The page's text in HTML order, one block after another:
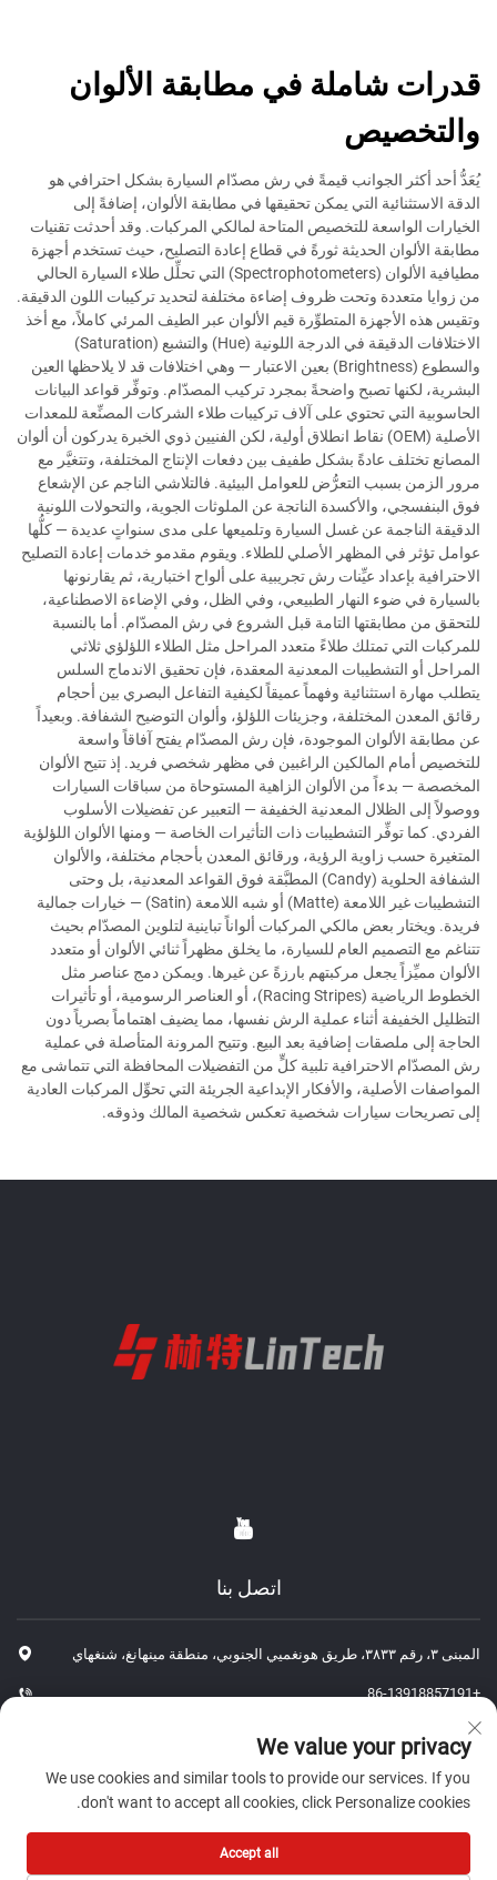
قدرات شاملة في مطابقة الألوان
والتخصيص
يُعَدُّ أحد أكثر الجوانب قيمةً في رش مصدّام السيارة بشكل احترافي هو
الدقة الاستثنائية التي يمكن تحقيقها في مطابقة الألوان، إضافةً إلى
الخيارات الواسعة للتخصيص المتاحة لمالكي المركبات. وقد أحدثت تقنيات
مطابقة الألوان الحديثة ثورةً في قطاع إعادة التصليح، حيث تستخدم أجهزة
مطيافية الألوان (Spectrophotometers) التي تحلِّل طلاء السيارة الحالي
من زوايا متعددة وتحت ظروف إضاءة مختلفة لتحديد تركيبات اللون الدقيقة.
وتقيس هذه الأجهزة المتطوِّرة قيم الألوان عبر الطيف المرئي كاملاً، مع أخذ
الاختلافات الدقيقة في الدرجة اللونية (Hue) والتشبع (Saturation)
والسطوع (Brightness) بعين الاعتبار — وهي اختلافات قد لا يلاحظها العين
البشرية، لكنها تصبح واضحةً بمجرد تركيب المصدّام. وتوفِّر قواعد البيانات
الحاسوبية التي تحتوي على آلاف تركيبات طلاء الشركات المصنِّعة للمعدات
الأصلية (OEM) نقاط انطلاق أولية، لكن الفنيين ذوي الخبرة يدركون أن ألوان
المصانع تختلف عادةً بشكل طفيف بين دفعات الإنتاج المختلفة، وتتغيَّر مع
مرور الزمن بسبب التعرُّض للعوامل البيئية. فالتلاشي الناجم عن الإشعاع
فوق البنفسجي، والأكسدة الناتجة عن الملوثات الجوية، والتحولات اللونية
الدقيقة الناجمة عن غسل السيارة وتلميعها على مدى سنواتٍ عديدة — كلُّها
عوامل تؤثر في المظهر الأصلي للطلاء. ويقوم مقدمو خدمات إعادة التصليح
الاحترافية بإعداد عيِّنات رش تجريبية على ألواح اختبارية، ثم يقارنونها
بالسيارة في ضوء النهار الطبيعي، وفي الظل، وفي الإضاءة الاصطناعية،
للتحقق من مطابقتها التامة قبل الشروع في رش المصدّام. أما بالنسبة
للمركبات التي تمتلك طلاءً متعدد المراحل مثل الطلاء اللؤلؤي ثلاثي
المراحل أو التشطيبات المعدنية المعقدة، فإن تحقيق الاندماج السلس
يتطلب مهارة استثنائية وفهماً عميقاً لكيفية التفاعل البصري بين أحجام
رقائق المعدن المختلفة، وجزيئات اللؤلؤ، وألوان التوضيح الشفافة. وبعيداً
عن مطابقة الألوان الموجودة، فإن رش المصدّام يفتح آفاقاً واسعة
للتخصيص أمام المالكين الراغبين في مظهر شخصي فريد. إذ تتيح الألوان
المخصصة — بدءاً من الألوان الزاهية المستوحاة من سباقات السيارات
ووصولاً إلى الظلال المعدنية الخفيفة — التعبير عن تفضيلات الأسلوب
الفردي. كما توفِّر التشطيبات ذات التأثيرات الخاصة — ومنها الألوان اللؤلؤية
المتغيرة حسب زاوية الرؤية، ورقائق المعدن بأحجام مختلفة، والألوان
الشفافة الحلوية (Candy) المطبَّقة فوق القواعد المعدنية، بل وحتى
التشطيبات غير اللامعة (Matte) أو شبه اللامعة (Satin) — خيارات جمالية
فريدة. ويختار بعض مالكي المركبات ألواناً تباينية لتلوين المصدّام بحيث
تتناغم مع التصميم العام للسيارة، ما يخلق مظهراً ثنائي الألوان أو متعدد
الألوان مميِّزاً يجعل مركبتهم بارزةً عن غيرها. ويمكن دمج عناصر مثل
الخطوط الرياضية (Racing Stripes)، أو العناصر الرسومية، أو تأثيرات
التظليل الخفيفة أثناء عملية الرش نفسها، مما يضيف اهتماماً بصرياً دون
الحاجة إلى ملصقات إضافية بعد البيع. وتتيح المرونة المتأصلة في عملية
رش المصدّام الاحترافية تلبية كلٍّ من التفضيلات المحافظة التي تتماشى مع
المواصفات الأصلية، والأفكار الإبداعية الجريئة التي تحوِّل المركبات العادية
إلى تصريحات سيارات شخصية تعكس شخصية المالك وذوقه.
اتصل بنا
المبنى ٣، رقم ٣٨٣٣، طريق هونغميي الجنوبي، منطقة مينهانغ، شنغهاي
+86-13918857191
+86-13918857191
حقوق الطبع والنشر © ٢٠٢٦ شركة شنغهاي جي بي لقطع غيار السيارات
المحدودة. جميع الحقوق محفوظة.-
We value your privacy
We use cookies and similar tools to provide our services. If you
don't want to accept all cookies, click Personalize cookies.
Accept all